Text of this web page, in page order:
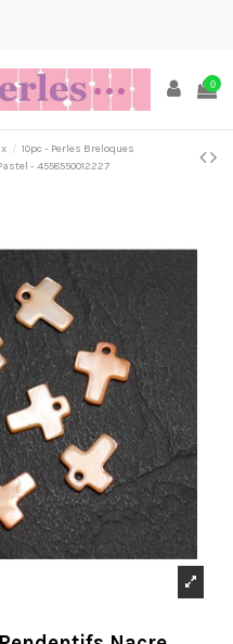
0
10pc - Perles Breloques
- 4558550012227